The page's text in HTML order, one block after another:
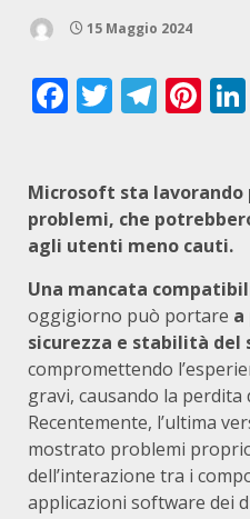
15 Maggio 2024
Facebook
Twitter
Microsoft sta
problemi, che
agli utenti meno cauti.
Una mancata
oggigiorno può portare a
sicurezza e stabilità del
compromettendo
gravi, causando la
Recentemente, l’ultima
mostrato problemi
dell’interazione tra i
applicazioni software dei